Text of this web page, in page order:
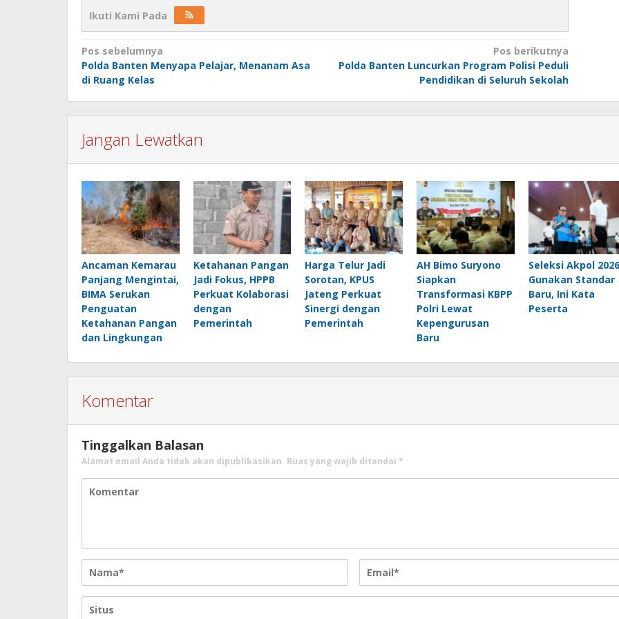
Ikuti Kami Pada
Navigasi
pos
Pos sebelumnya
Polda Banten Menyapa Pelajar, Menanam Asa
di Ruang Kelas
Pos berikutnya
Polda Banten Luncurkan Program Polisi Peduli
Pendidikan di Seluruh Sekolah
Jangan Lewatkan
Ancaman Kemarau
Panjang Mengintai,
BIMA Serukan
Penguatan
Ketahanan Pangan
dan Lingkungan
Ketahanan Pangan
Jadi Fokus, HPPB
Perkuat Kolaborasi
dengan
Pemerintah
Harga Telur Jadi
Sorotan, KPUS
Jateng Perkuat
Sinergi dengan
Pemerintah
AH Bimo Suryono
Siapkan
Transformasi KBPP
Polri Lewat
Kepengurusan
Baru
Seleksi Akpol 2026
Gunakan Standar
Baru, Ini Kata
Peserta
Komentar
Tinggalkan Balasan
Alamat email Anda tidak akan dipublikasikan. Ruas yang wajib ditandai *